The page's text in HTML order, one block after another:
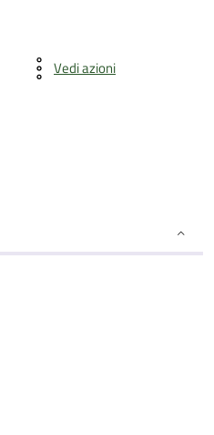
Vedi azioni